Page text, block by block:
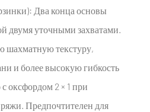
Два конца основы
двумя уточными захватами.
шахматную текстуру,
и более высокую гибкость
оксфордом 2 × 1 при
Предпочтителен для